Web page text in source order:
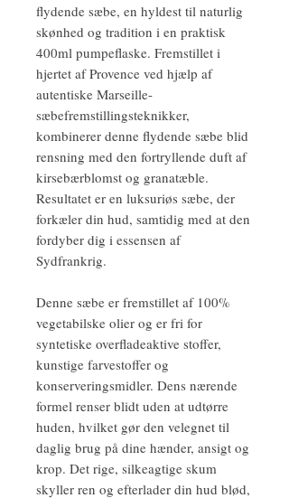
flydende sæbe, en hyldest til naturlig
skønhed og tradition i en praktisk
400ml pumpeflaske. Fremstillet i
hjertet af Provence ved hjælp af
autentiske Marseille-
sæbefremstillingsteknikker,
kombinerer denne flydende sæbe blid
rensning med den fortryllende duft af
kirsebærblomst og granatæble.
Resultatet er en luksuriøs sæbe, der
forkæler din hud, samtidig med at den
fordyber dig i essensen af
Sydfrankrig.
Denne sæbe er fremstillet af 100%
vegetabilske olier og er fri for
syntetiske overfladeaktive stoffer,
kunstige farvestoffer og
konserveringsmidler. Dens nærende
formel renser blidt uden at udtørre
huden, hvilket gør den velegnet til
daglig brug på dine hænder, ansigt og
krop. Det rige, silkeagtige skum
skyller ren og efterlader din hud blød,